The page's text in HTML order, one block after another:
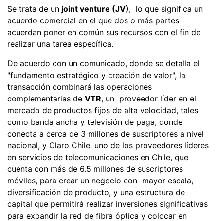
Se trata de un joint venture (JV), lo que significa un
acuerdo comercial en el que dos o más partes
acuerdan poner en común sus recursos con el fin de
realizar una tarea específica.
De acuerdo con un comunicado, donde se detalla el
"fundamento estratégico y creación de valor", la
transacción combinará las operaciones
complementarias de VTR, un proveedor líder en el
mercado de productos fijos de alta velocidad, tales
como banda ancha y televisión de paga, donde
conecta a cerca de 3 millones de suscriptores a nivel
nacional, y Claro Chile, uno de los proveedores líderes
en servicios de telecomunicaciones en Chile, que
cuenta con más de 6.5 millones de suscriptores
móviles, para crear un negocio con mayor escala,
diversificación de producto, y una estructura de
capital que permitirá realizar inversiones significativas
para expandir la red de fibra óptica y colocar en